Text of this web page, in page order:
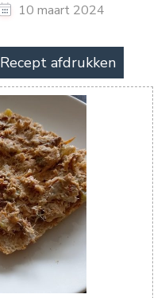
10 maart 2024
Recept afdrukken